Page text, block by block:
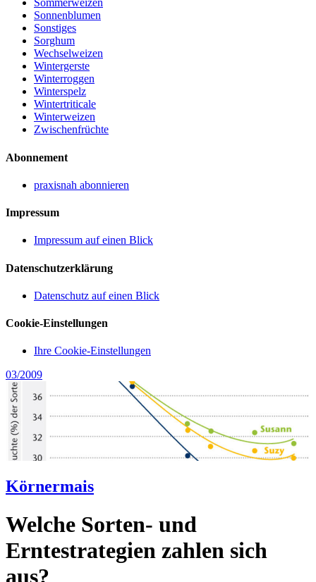
Sommerweizen
Sonnenblumen
Sonstiges
Sorghum
Wechselweizen
Wintergerste
Winterroggen
Winterspelz
Wintertriticale
Winterweizen
Zwischenfrüchte
Abonnement
praxisnah abonnieren
Impressum
Impressum auf einen Blick
Datenschutzerklärung
Datenschutz auf einen Blick
Cookie-Einstellungen
Ihre Cookie-Einstellungen
03/2009
Körnermais
Welche Sorten- und
Erntestrategien zahlen sich
aus?